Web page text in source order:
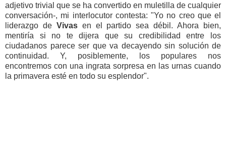
adjetivo trivial que se ha convertido en muletilla de cualquier
conversación-, mi interlocutor contesta: "Yo no creo que el
liderazgo de Vivas en el partido sea débil. Ahora bien,
mentiría si no te dijera que su credibilidad entre los
ciudadanos parece ser que va decayendo sin solución de
continuidad. Y, posiblemente, los populares nos
encontremos con una ingrata sorpresa en las urnas cuando
la primavera esté en todo su esplendor".